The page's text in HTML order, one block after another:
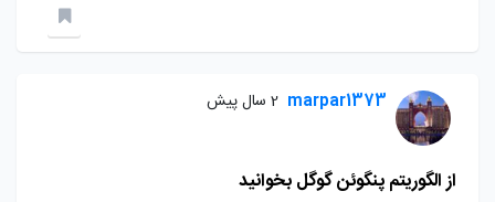
marpar1373 2 سال پیش
از الگوریتم پنگوئن گوگل بخوانید